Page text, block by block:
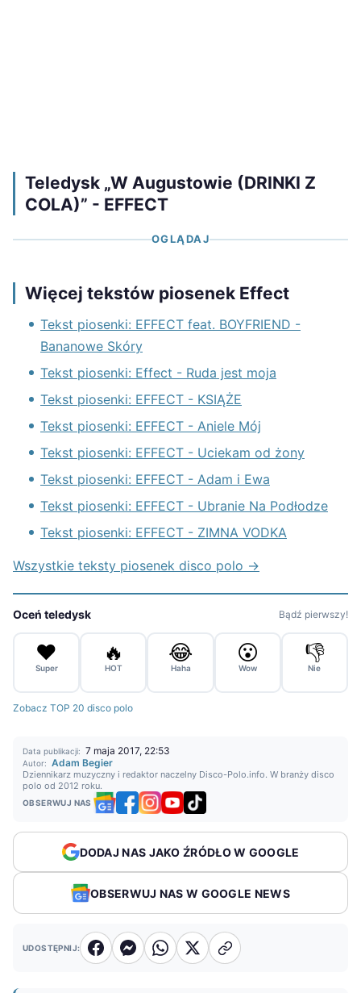
Teledysk „W Augustowie (DRINKI Z
COLA)” - EFFECT
OGLĄDAJ
Więcej tekstów piosenek Effect
Tekst piosenki: EFFECT feat. BOYFRIEND -
Bananowe Skóry
Tekst piosenki: Effect - Ruda jest moja
Tekst piosenki: EFFECT - KSIĄŻE
Tekst piosenki: EFFECT - Aniele Mój
Tekst piosenki: EFFECT - Uciekam od żony
Tekst piosenki: EFFECT - Adam i Ewa
Tekst piosenki: EFFECT - Ubranie Na Podłodze
Tekst piosenki: EFFECT - ZIMNA VODKA
Wszystkie teksty piosenek disco polo →
Oceń teledysk Bądź pierwszy!
❤️
Super
🔥
HOT
😂
Haha
😮
Wow
👎
Nie
Zobacz TOP 20 disco polo
Data publikacji: 7 maja 2017, 22:53
Autor: Adam Begier
Dziennikarz muzyczny i redaktor naczelny Disco-Polo.info. W branży disco
polo od 2012 roku.
OBSERWUJ NAS
DODAJ NAS JAKO ŹRÓDŁO W GOOGLE
OBSERWUJ NAS W GOOGLE NEWS
UDOSTĘPNIJ: